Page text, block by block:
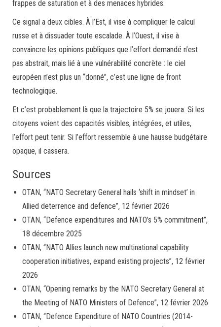
frappes de saturation et à des menaces hybrides.
Ce signal a deux cibles. À l’Est, il vise à compliquer le calcul
russe et à dissuader toute escalade. À l’Ouest, il vise à
convaincre les opinions publiques que l’effort demandé n’est
pas abstrait, mais lié à une vulnérabilité concrète : le ciel
européen n’est plus un “donné”, c’est une ligne de front
technologique.
Et c’est probablement là que la trajectoire 5% se jouera. Si les
citoyens voient des capacités visibles, intégrées, et utiles,
l’effort peut tenir. Si l’effort ressemble à une hausse budgétaire
opaque, il cassera.
Sources
OTAN, “NATO Secretary General hails ‘shift in mindset’ in
Allied deterrence and defence”, 12 février 2026
OTAN, “Defence expenditures and NATO’s 5% commitment”,
18 décembre 2025
OTAN, “NATO Allies launch new multinational capability
cooperation initiatives, expand existing projects”, 12 février
2026
OTAN, “Opening remarks by the NATO Secretary General at
the Meeting of NATO Ministers of Defence”, 12 février 2026
OTAN, “Defence Expenditure of NATO Countries (2014-